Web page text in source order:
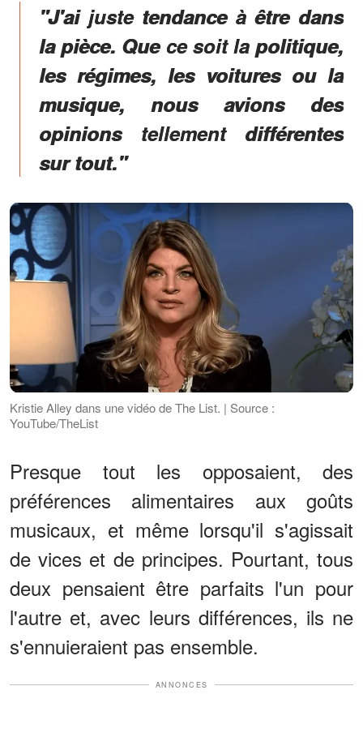
"J'ai juste tendance à être dans
la pièce. Que ce soit la politique,
les régimes, les voitures ou la
musique, nous avions des
opinions tellement différentes
sur tout."
Kristie Alley dans une vidéo de The List. | Source :
YouTube/TheList
Presque tout les opposaient, des
préférences alimentaires aux goûts
musicaux, et même lorsqu'il s'agissait
de vices et de principes. Pourtant, tous
deux pensaient être parfaits l'un pour
l'autre et, avec leurs différences, ils ne
s'ennuieraient pas ensemble.
ANNONCES